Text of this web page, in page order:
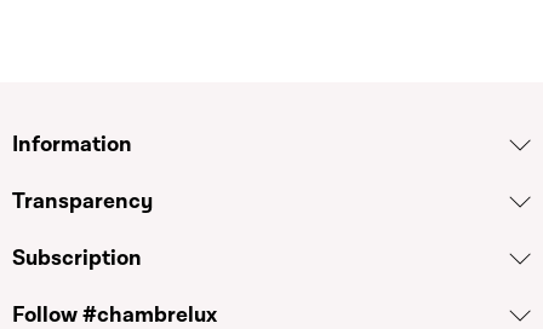
Information
Transparency
Subscription
Follow #chambrelux